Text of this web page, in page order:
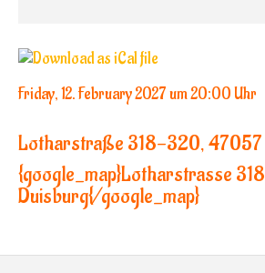
Friday, 12. February 2027 um 20:00 Uhr
Lotharstraße 318-320, 47057
{google_map}Lotharstrasse
Duisburg{/google_map}